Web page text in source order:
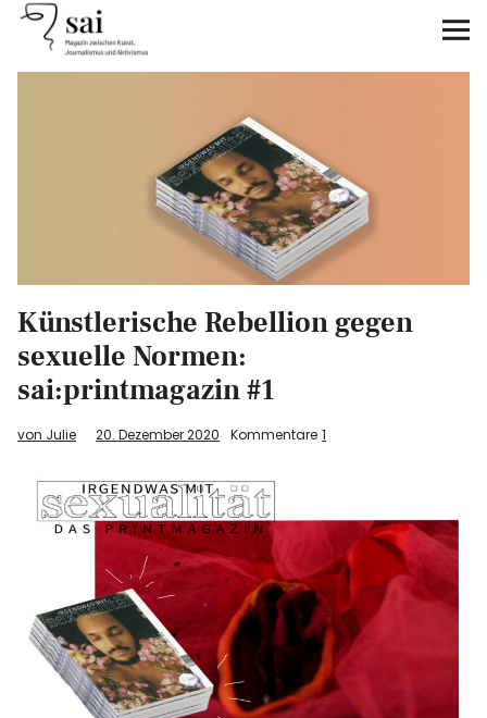
sai
Klimagerechtigkeit
Antirassismus
Kunst&Literatur
Generation XYZ
Über uns
FacebookInstagram
Info
Künstlerische Rebellion gegen
sexuelle Normen:
sai:printmagazin #1
von Julie 20. Dezember 2020 Kommentare 1